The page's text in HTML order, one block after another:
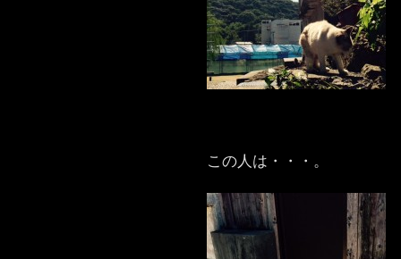
この人は・・・。